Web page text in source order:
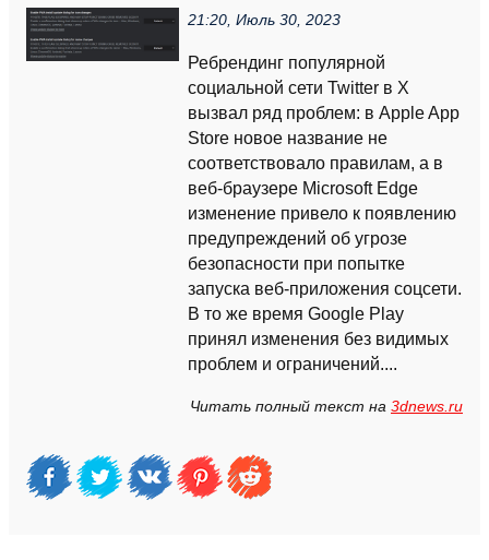
21:20, Июль 30, 2023
Ребрендинг популярной
социальной сети Twitter в X
вызвал ряд проблем: в Apple App
Store новое название не
соответствовало правилам, а в
веб-браузере Microsoft Edge
изменение привело к появлению
предупреждений об угрозе
безопасности при попытке
запуска веб-приложения соцсети.
В то же время Google Play
принял изменения без видимых
проблем и ограничений....
Читать полный текст на 3dnews.ru